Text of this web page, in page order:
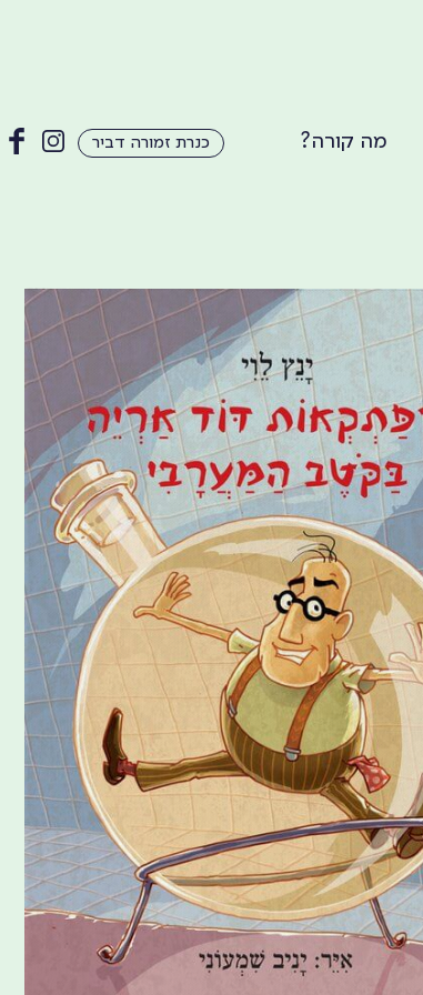
מה קורה? כנרת זמורה דביר